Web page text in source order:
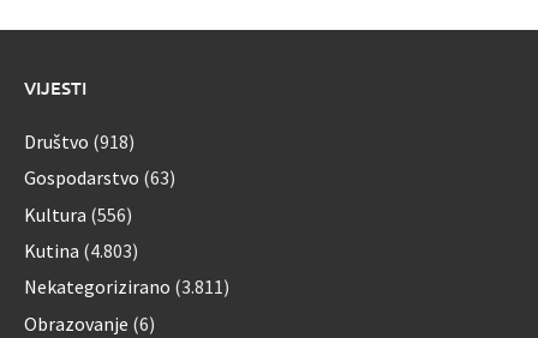
VIJESTI
Društvo (918)
Gospodarstvo (63)
Kultura (556)
Kutina (4.803)
Nekategorizirano (3.811)
Obrazovanje (6)